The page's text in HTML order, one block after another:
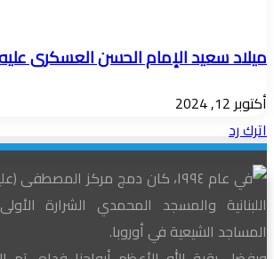
میلاد سعید الإمام الحسن العسکری
أكتوبر 12, 2024
اترك رد
في عام ١٩٩٤، كان دمج مركز
اللبنانية والمسجد المحمدي الشرارة
المساجد الشيعية في أوروبا.